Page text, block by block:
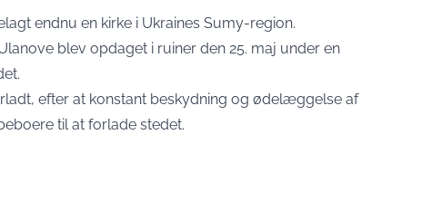
endnu en kirke i Ukraines Sumy-region.
blev opdaget i ruiner den 25. maj under en
efter at konstant beskydning og ødelæggelse af
til at forlade stedet.